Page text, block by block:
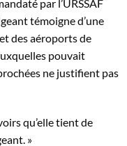
par l’URSSAF
témoigne d’une
des aéroports de
pouvait
ne justifient pas
qu’elle tient de
»